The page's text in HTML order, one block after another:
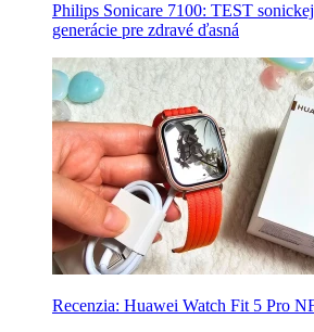
Philips Sonicare 7100: TEST
generácie pre zdravé ďasná
Recenzia: Huawei Watch Fit 5 Pro